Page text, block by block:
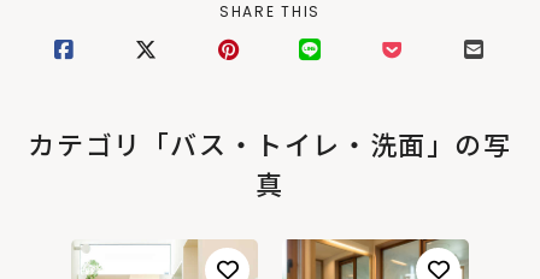
SHARE THIS
カテゴリ「バス・トイレ・洗面」の写
真